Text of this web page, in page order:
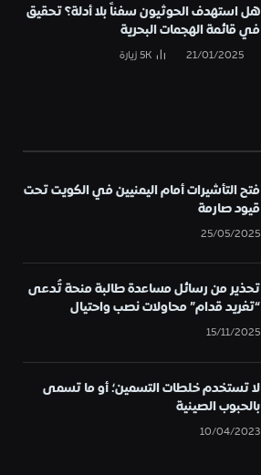
هل استهدف الحوثيون سفناً بلا أدلة؟ تحقيق
في قائمة الهجمات البحرية
21/01/2025
5Kزيارة
فتح التأشيرات أمام اليمنيين في الكويت تحت
قيود صارمة
25/05/2025
تحذير من رسائل مساعدة طالبة منحة تُدعى
“تغريد قدام” محاولات نصب واحتيال
15/11/2025
لا تستخدم خلطات التسمين؛ أو ما تسمى
بالحبوب الصينية
10/04/2023